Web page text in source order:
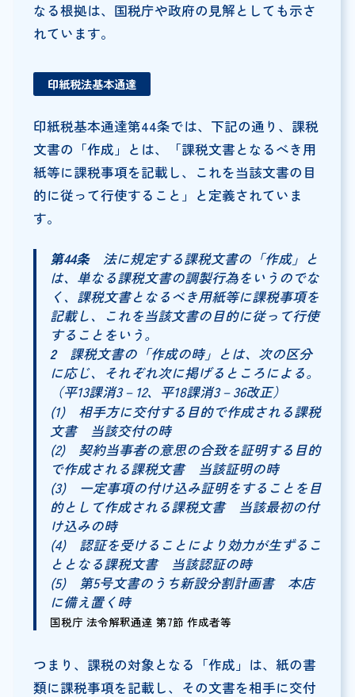
なる根拠は、国税庁や政府の見解としても示さ
れています。
印紙税法基本通達
印紙税基本通達第44条では、下記の通り、課税
文書の「作成」とは、「課税文書となるべき用
紙等に課税事項を記載し、これを当該文書の目
的に従って行使すること」と定義されていま
す。
第44条 法に規定する課税文書の「作成」と
は、単なる課税文書の調製行為をいうのでな
く、課税文書となるべき用紙等に課税事項を
記載し、これを当該文書の目的に従って行使
することをいう。
2課税文書の「作成の時」とは、次の区分
に応じ、それぞれ次に掲げるところによる。
（平13課消3－12、平18課消3－36改正）
(1) 相手方に交付する目的で作成される課税
文書 当該交付の時
(2) 契約当事者の意思の合致を証明する目的
で作成される課税文書 当該証明の時
(3) 一定事項の付け込み証明をすることを目
的として作成される課税文書 当該最初の付
け込みの時
(4) 認証を受けることにより効力が生ずるこ
ととなる課税文書 当該認証の時
(5) 第5号文書のうち新設分割計画書 本店
に備え置く時
国税庁 法令解釈通達 第7節 作成者等
つまり、課税の対象となる「作成」は、紙の書
類に課税事項を記載し、その文書を相手に交付